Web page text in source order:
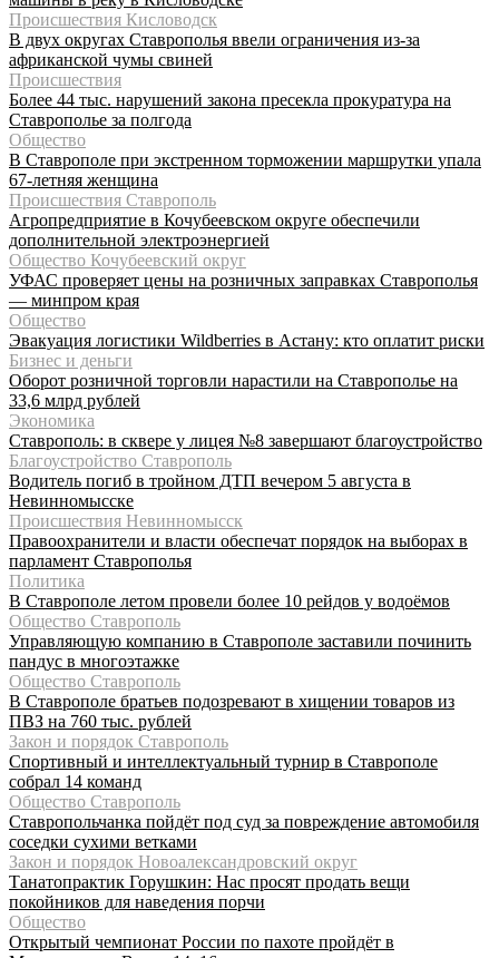
Происшествия Кисловодск
В двух округах Ставрополья ввели ограничения из-за
африканской чумы свиней
Происшествия
Более 44 тыс. нарушений закона пресекла прокуратура на
Ставрополье за полгода
Общество
В Ставрополе при экстренном торможении маршрутки упала
67-летняя женщина
Происшествия Ставрополь
Агропредприятие в Кочубеевском округе обеспечили
дополнительной электроэнергией
Общество Кочубеевский округ
УФАС проверяет цены на розничных заправках Ставрополья
— минпром края
Общество
Эвакуация логистики Wildberries в Астану: кто оплатит риски
Бизнес и деньги
Оборот розничной торговли нарастили на Ставрополье на
33,6 млрд рублей
Экономика
Ставрополь: в сквере у лицея №8 завершают благоустройство
Благоустройство Ставрополь
Водитель погиб в тройном ДТП вечером 5 августа в
Невинномысске
Происшествия Невинномысск
Правоохранители и власти обеспечат порядок на выборах в
парламент Ставрополья
Политика
В Ставрополе летом провели более 10 рейдов у водоёмов
Общество Ставрополь
Управляющую компанию в Ставрополе заставили починить
пандус в многоэтажке
Общество Ставрополь
В Ставрополе братьев подозревают в хищении товаров из
ПВЗ на 760 тыс. рублей
Закон и порядок Ставрополь
Спортивный и интеллектуальный турнир в Ставрополе
собрал 14 команд
Общество Ставрополь
Ставропольчанка пойдёт под суд за повреждение автомобиля
соседки сухими ветками
Закон и порядок Новоалександровский округ
Танатопрактик Горушкин: Нас просят продать вещи
покойников для наведения порчи
Общество
Открытый чемпионат России по пахоте пройдёт в